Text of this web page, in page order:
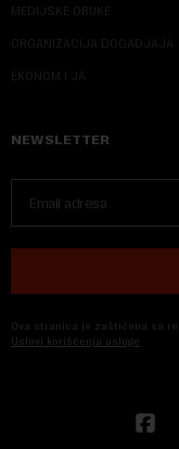
MEDIJSKE OBUKE
ORGANIZACIJA DOGADJAJA
EKONOM I JA
NEWSLETTER
Ova stranica je zaštićena sa
Uslovi korišćenja usluge